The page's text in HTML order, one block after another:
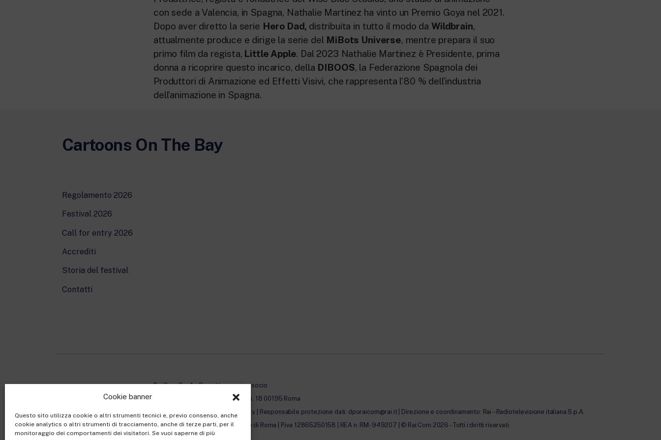
Cookie banner
Questo sito utilizza cookie o altri strumenti tecnici e, previo consenso, anche
cookie analytics o altri strumenti di tracciamento, anche di terze parti, per il
monitoraggio dei comportamenti dei visitatori. Se vuoi saperne di più
con sede a Valencia, in Spagna, Nathalie Martinez ha vinto un Premio Goya nel 2021.
Dopo aver diretto la serie Hero Dad, distribuita in tutto il modo da Wildbrain,
attualmente produce e dirige la serie del MiBots Universe, mentre prepara il suo
primo film da regista, Little Apple. Dal 2023 Nathalie Martinez è Presidente, prima
donna a ricoprire questo incarico, della DIBOOS, la Federazione Spagnola dei
Produttori di Animazione ed Effetti Visivi, che rappresenta l’80 % dell’industria
dell’animazione in Spagna.
Cartoons On The Bay
Regolamento 2026
Festival 2026
Call for entry 2026
Accrediti
Storia del festival
Contatti
Rai Com S.p.A. - Società con unico socio
Sede Legale: Via Umberto Novaro, 18 00195 Roma
Capitale sociale €10.320.000,00 i.v. | Responsabile protezione dati: dporaicom@rai.it | Direzione e coordinamento: Rai – Radiotelevisione italiana S.p.A.
Ufficio del Registro delle Imprese di Roma | P.iva 12865250158 | REA n. RM- 949207 | © Rai Com 2026 - Tutti i diritti riservati